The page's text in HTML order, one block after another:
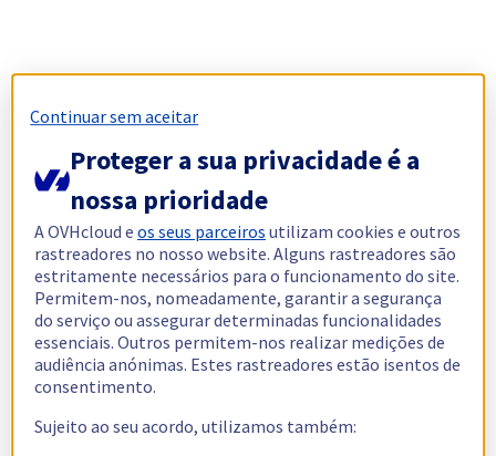
Continuar sem aceitar
Proteger a sua privacidade é a
nossa prioridade
A OVHcloud eos seus parceiros utilizam cookies e outros
rastreadores no nosso website. Alguns rastreadores são
estritamente necessários para o funcionamento do site.
Permitem-nos, nomeadamente, garantir a segurança
do serviço ou assegurar determinadas funcionalidades
essenciais. Outros permitem-nos realizar medições de
audiência anónimas. Estes rastreadores estão isentos de
consentimento.
Sujeito ao seu acordo, utilizamos também: